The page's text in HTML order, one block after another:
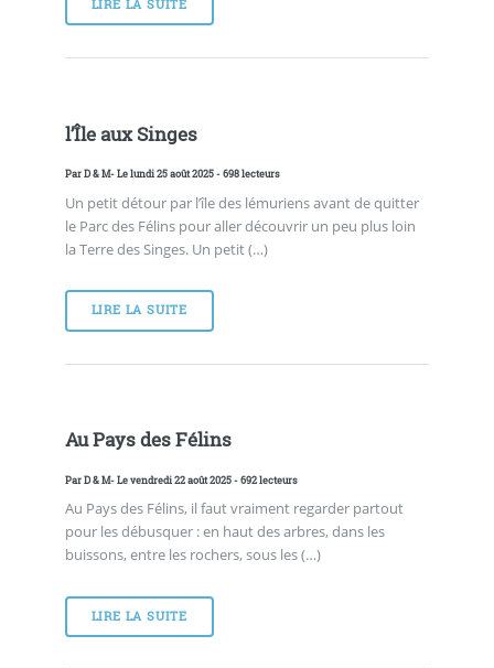
LIRE LA SUITE
l’Île aux Singes
ParD & M- Le lundi 25 août 2025 - 698 lecteurs
Un petit détour par l’île des lémuriens avant de quitter
le Parc des Félins pour aller découvrir un peu plus loin
la Terre des Singes. Un petit (…)
LIRE LA SUITE
Au Pays des Félins
ParD & M- Le vendredi 22 août 2025 - 692 lecteurs
Au Pays des Félins, il faut vraiment regarder partout
pour les débusquer : en haut des arbres, dans les
buissons, entre les rochers, sous les (…)
LIRE LA SUITE